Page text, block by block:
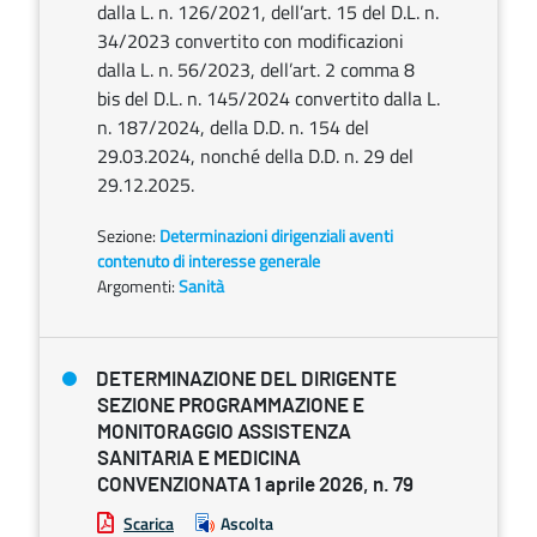
dalla L. n. 126/2021, dell’art. 15 del D.L. n.
34/2023 convertito con modificazioni
dalla L. n. 56/2023, dell’art. 2 comma 8
bis del D.L. n. 145/2024 convertito dalla L.
n. 187/2024, della D.D. n. 154 del
29.03.2024, nonché della D.D. n. 29 del
29.12.2025.
Sezione: Determinazioni dirigenziali aventi
contenuto di interesse generale
Argomenti:Sanità
DETERMINAZIONE DEL DIRIGENTE
SEZIONE PROGRAMMAZIONE E
MONITORAGGIO ASSISTENZA
SANITARIA E MEDICINA
CONVENZIONATA 1 aprile 2026, n. 79
Scarica Ascolta